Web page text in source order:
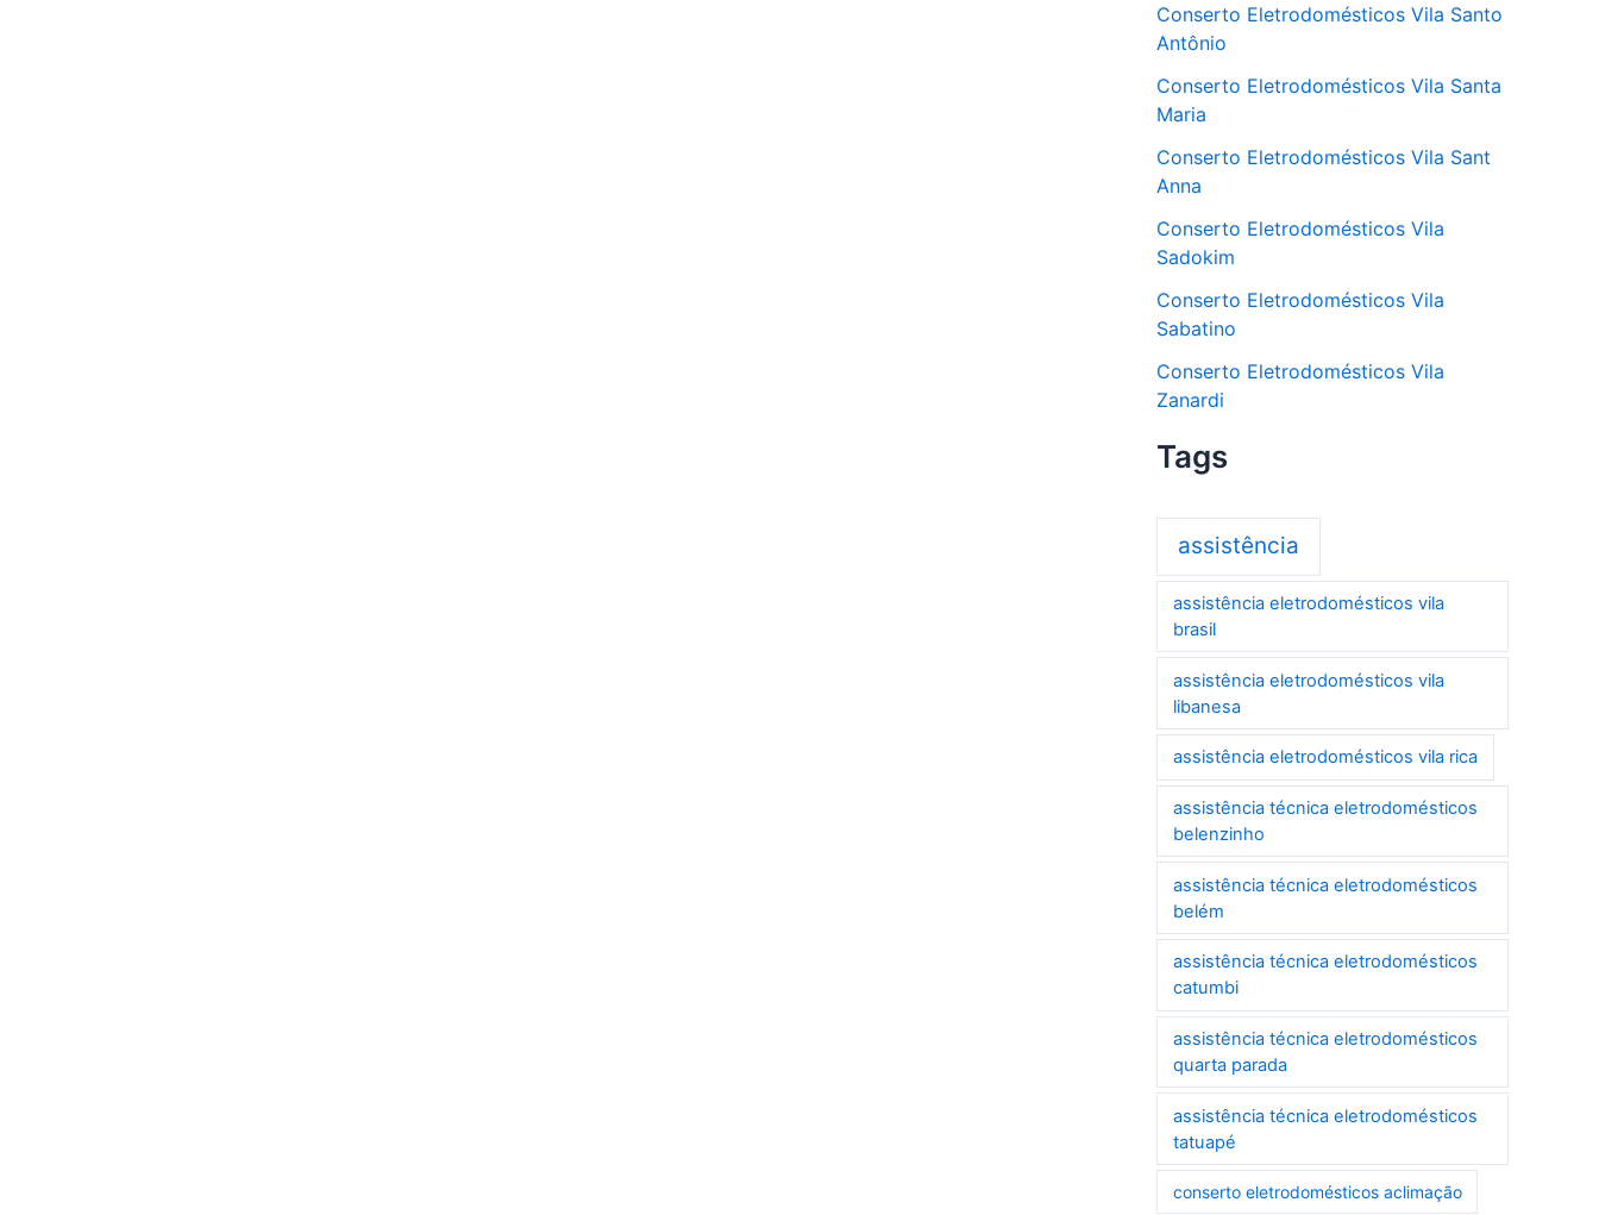
Conserto Eletrodomésticos Vila Santo
Antônio
Conserto Eletrodomésticos Vila Santa
Maria
Conserto Eletrodomésticos Vila Sant
Anna
Conserto Eletrodomésticos Vila
Sadokim
Conserto Eletrodomésticos Vila
Sabatino
Conserto Eletrodomésticos Vila
Zanardi
Tags
assistência
assistência eletrodomésticos vila
brasil
assistência eletrodomésticos vila
libanesa
assistência eletrodomésticos vila rica
assistência técnica eletrodomésticos
belenzinho
assistência técnica eletrodomésticos
belém
assistência técnica eletrodomésticos
catumbi
assistência técnica eletrodomésticos
quarta parada
assistência técnica eletrodomésticos
tatuapé
conserto eletrodomésticos aclimação